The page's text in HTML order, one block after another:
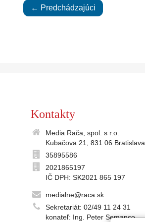
← Predchádzajúci
Kontakty
Media Rača, spol. s r.o.
Kubačova 21, 831 06 Bratislava
35895586
2021865197
IČ DPH: SK2021 865 197
medialne@raca.sk
Sekretariát: 02/49 11 24 31
konateľ: Ing. Peter Semanco